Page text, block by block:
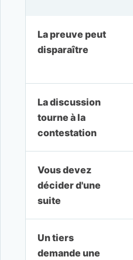
La preuve peut
disparaître
La discussion
tourne à la
contestation
Vous devez
décider d'une
suite
Un tiers
demande une